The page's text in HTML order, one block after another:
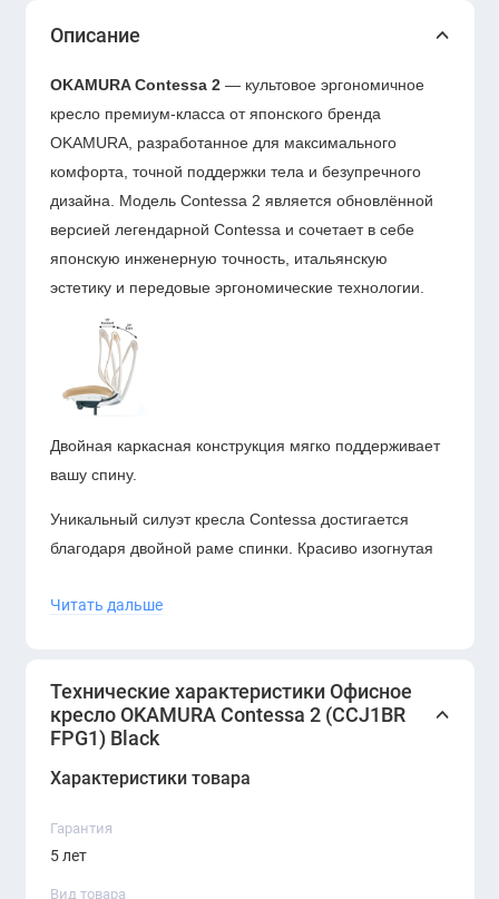
Описание
OKAMURA Contessa 2 — культовое эргономичное
кресло премиум-класса от японского бренда
OKAMURA, разработанное для максимального
комфорта, точной поддержки тела и безупречного
дизайна. Модель Contessa 2 является обновлённой
версией легендарной Contessa и сочетает в себе
японскую инженерную точность, итальянскую
эстетику и передовые эргономические технологии.
Двойная каркасная конструкция мягко поддерживает
вашу спину.
Уникальный силуэт кресла Contessa достигается
благодаря двойной раме спинки. Красиво изогнутая
тело, а гладкая и гибкая пластиковая рама облегает
комфортно сидеть в течение длительного времени,
не уставая.
Читать дальше
Технические характеристики Офисное
кресло OKAMURA Contessa 2 (CCJ1BR
FPG1) Black
Характеристики товара
Гарантия
5 лет
Вид товара